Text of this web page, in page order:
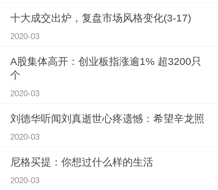
十大成交出炉，复盘市场风格变化(3-17)
2020-03
A股集体高开：创业板指涨逾1% 超3200只
个
2020-03
刘德华听闻刘真逝世心疼遗憾：希望辛龙照
2020-03
尼格买提：你想过什么样的生活
2020-03